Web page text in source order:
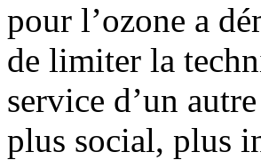
pour l’ozone a
de limiter la
service d’un
plus social, plus